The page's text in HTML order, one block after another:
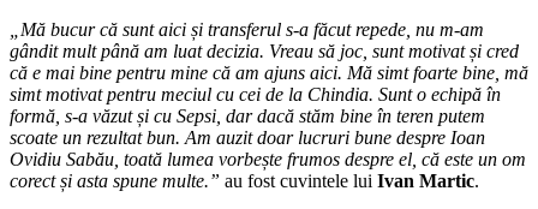
„Mă bucur că sunt aici și transferul s-a făcut repede, nu m-am
gândit mult până am luat decizia. Vreau să joc, sunt motivat și cred
că e mai bine pentru mine că am ajuns aici. Mă simt foarte bine, mă
simt motivat pentru meciul cu cei de la Chindia. Sunt o echipă în
formă, s-a văzut și cu Sepsi, dar dacă stăm bine în teren putem
scoate un rezultat bun. Am auzit doar lucruri bune despre Ioan
Ovidiu Sabău, toată lumea vorbește frumos despre el, că este un om
corect și asta spune multe.” au fost cuvintele lui Ivan Martic.